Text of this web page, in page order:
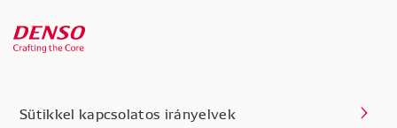
Sütikkel kapcsolatos irányelvek